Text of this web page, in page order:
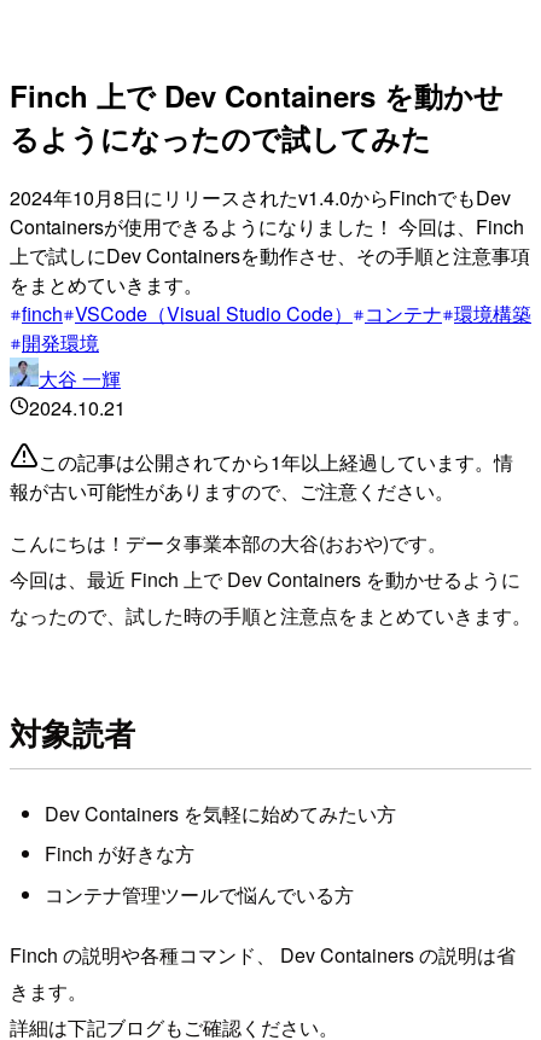
Finch 上で Dev Containers を動かせ
るようになったので試してみた
2024年10月8日にリリースされたv1.4.0からFinchでもDev
Containersが使用できるようになりました！ 今回は、Finch
上で試しにDev Containersを動作させ、その手順と注意事項
をまとめていきます。
finch VSCode（Visual Studio Code） コンテナ 環境構築
開発環境
大谷 一輝
2024.10.21
この記事は公開されてから1年以上経過しています。情
報が古い可能性がありますので、ご注意ください。
こんにちは！データ事業本部の大谷(おおや)です。
今回は、最近 Finch 上で Dev Containers を動かせるように
なったので、試した時の手順と注意点をまとめていきます。
対象読者
Dev Containers を気軽に始めてみたい方
Finch が好きな方
コンテナ管理ツールで悩んでいる方
Finch の説明や各種コマンド、 Dev Containers の説明は省
きます。
詳細は下記ブログもご確認ください。